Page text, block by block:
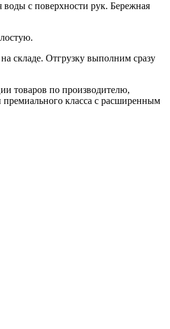
воды с поверхности рук. Бережная
складе. Отгрузку выполним сразу
товаров по производителю,
класса с расширенным